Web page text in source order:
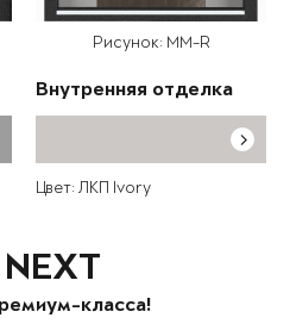
Рисунок: MM-R
Внутренняя отделка
Цвет: ЛКП Ivory
класса!